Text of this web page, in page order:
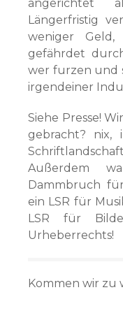
angerichtet
Längerfristig
weniger Geld,
gefährdet
wer furzen und
irgendeiner
Siehe Presse!
gebracht? nix,
Außerdem
Dammbruch
ein LSR für
LSR für
Urheberrechts!
Kommen wir zu